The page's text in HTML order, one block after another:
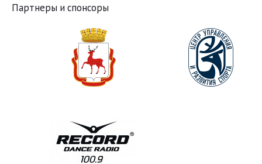
Партнеры и спонсоры